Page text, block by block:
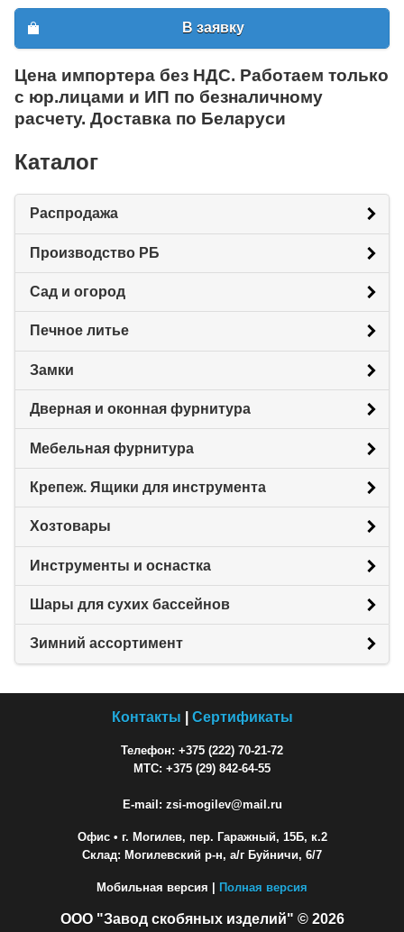
В заявку
Цена импортера без НДС. Работаем только
с юр.лицами и ИП по безналичному
расчету. Доставка по Беларуси
Каталог
Распродажа
Производство РБ
Сад и огород
Печное литье
Замки
Дверная и оконная фурнитура
Мебельная фурнитура
Крепеж. Ящики для инструмента
Хозтовары
Инструменты и оснастка
Шары для сухих бассейнов
Зимний ассортимент
Контакты Сертификаты
Телефон: +375 (222) 70-21-72
МТС: +375 (29) 842-64-55
E-mail: zsi-mogilev@mail.ru
Офис• г. Могилев, пер. Гаражный, 15Б, к.2
Склад: Могилевский р-н, а/г Буйничи, 6/7
Мобильная версия | Полная версия
ООО "Завод скобяных изделий" © 2026